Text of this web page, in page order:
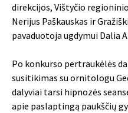
direkcijos, Vištyčio
Nerijus Paškauskas ir
pavaduotoja ugdymui Dalia
Po konkurso pertraukėlės
susitikimas su ornitologu
dalyviai tarsi hipnozės
apie paslaptingą paukščių